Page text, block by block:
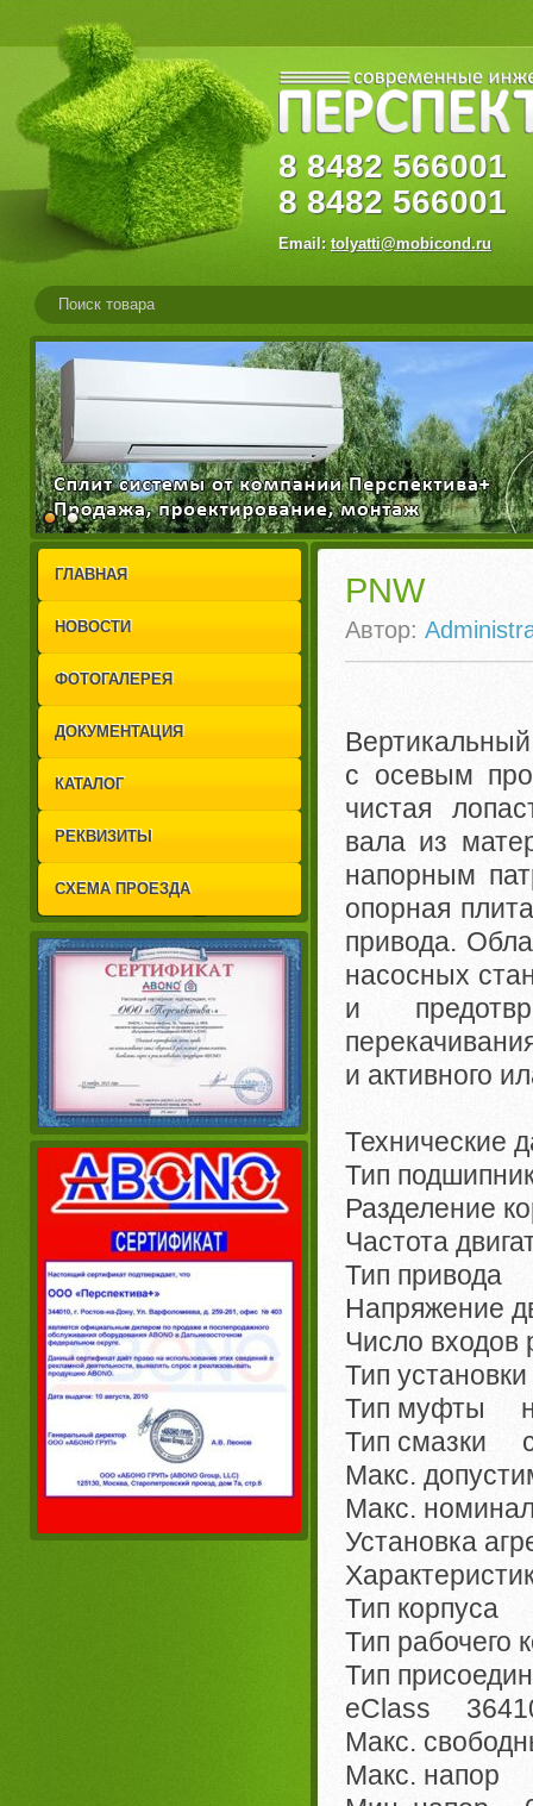
8 8482
8 8482 566001
Email: tolyatti@mobicond.ru
1
2
ГЛАВНАЯ
НОВОСТИ
ФОТОГАЛЕРЕЯ
ДОКУМЕНТАЦИЯ
КАТАЛОГ
РЕКВИЗИТЫ
СХЕМА ПРОЕЗДА
PNW
Автор:
с осевым
чистая
вала из
напорным
опорная
привода.
насосных
и
и активного
Технические
Тип
Разделение
Частота
Тип привода
Напряжение
Число входов
Тип
Тип муфты
Тип смазки
Макс.
Макс.
Установка
Тип корпуса
Тип
Тип
eClass
Макс.
Макс. напор